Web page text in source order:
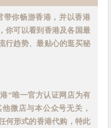
你畅游香港，并以香港
你可以看到香港及各国最
行趋势、最贴心的逛买秘
”唯一官方认证网店为有
微店与本公众号无关，
何形式的香港代购，特此